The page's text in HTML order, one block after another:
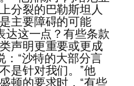
分裂的巴勒斯坦人
主要障碍的可能
达这一点？有些条款
声明更重要或更成
：“沙特的大部分言
是针对我们。”他
顿的要求时，“有些